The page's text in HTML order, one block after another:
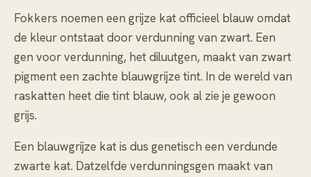
Fokkers noemen een grijze kat officieel blauw omdat
de kleur ontstaat door verdunning van zwart. Een
gen voor verdunning, het diluutgen, maakt van zwart
pigment een zachte blauwgrijze tint. In de wereld van
raskatten heet die tint blauw, ook al zie je gewoon
grijs.
Een blauwgrijze kat is dus genetisch een verdunde
zwarte kat. Datzelfde verdunningsgen maakt van